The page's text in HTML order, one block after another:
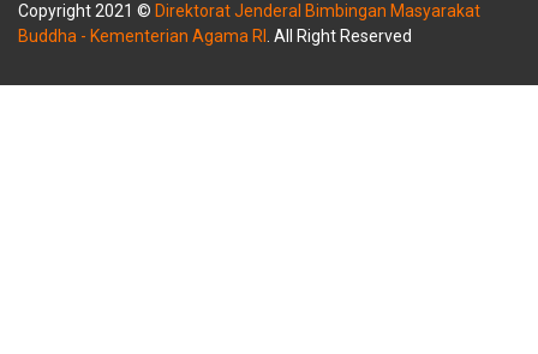
Copyright 2021 © Direktorat Jenderal Bimbingan Masyarakat
Buddha - Kementerian Agama RI . All Right Reserved